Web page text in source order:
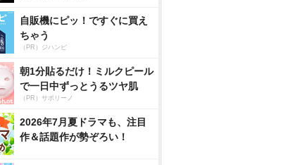
自販機にピッ！ですぐに買え
ちゃう
（PR）ジハンピ
朝1分貼るだけ！ミルクピール
で一日中ずっとうるツヤ肌
（PR）サボリーノ
2026年7月夏ドラマも、注目
作＆話題作が勢ぞろい！